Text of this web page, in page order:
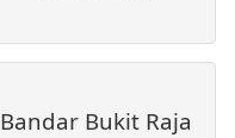
Bandar Bukit Raja